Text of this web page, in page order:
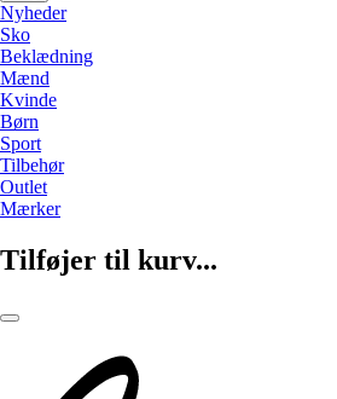
Nyheder
Sko
Beklædning
Mænd
Kvinde
Børn
Sport
Tilbehør
Outlet
Mærker
Tilføjer til kurv...